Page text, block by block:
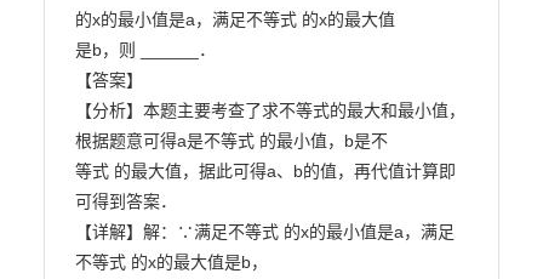
的x的最小值是a，满足不等式 的x的最大值
是b，则 ______．
【答案】
【分析】本题主要考查了求不等式的最大和最小值，
根据题意可得a是不等式 的最小值，b是不
等式 的最大值，据此可得a、b的值，再代值计算即
可得到答案．
【详解】解：∵满足不等式 的x的最小值是a，满足
不等式 的x的最大值是b，